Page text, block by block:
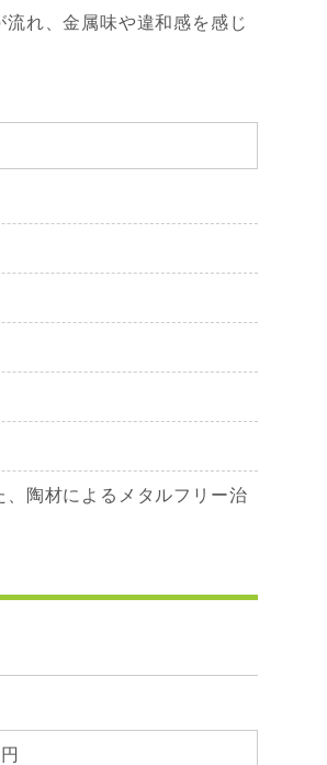
れ、金属味や違和感を感じ
陶材によるメタルフリー治